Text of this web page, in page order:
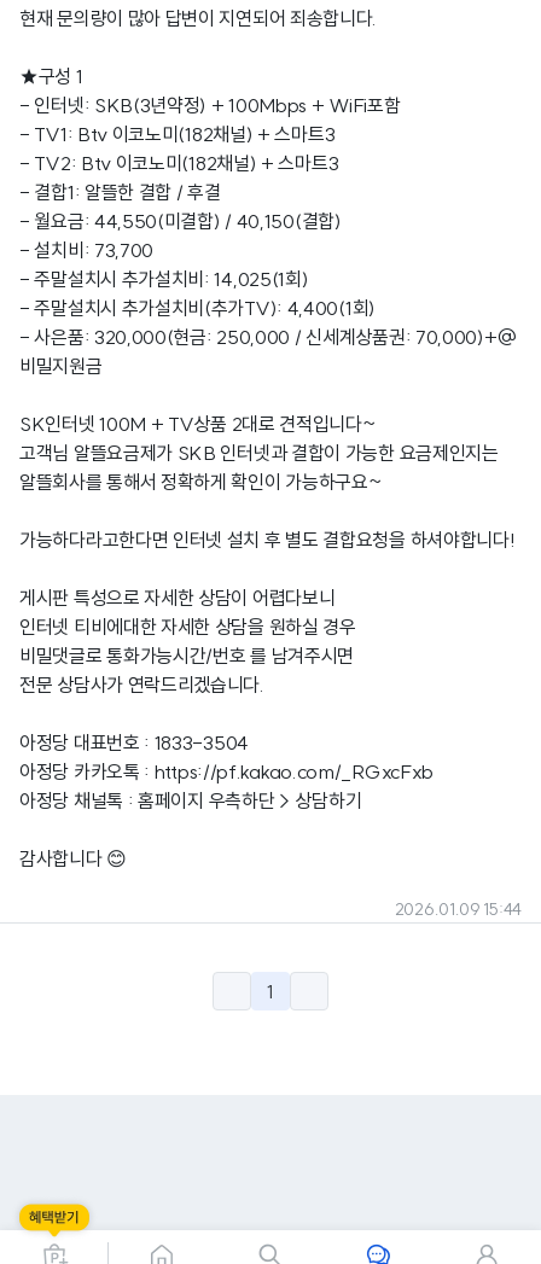
현재 문의량이 많아 답변이 지연되어 죄송합니다.
★구성 1
- 인터넷: SKB(3년약정) + 100Mbps + WiFi포함
- TV1: Btv 이코노미(182채널) + 스마트3
- TV2: Btv 이코노미(182채널) + 스마트3
- 결합1: 알뜰한 결합 / 후결
- 월요금: 44,550(미결합) / 40,150(결합)
- 설치비: 73,700
- 주말설치시 추가설치비: 14,025(1회)
- 주말설치시 추가설치비(추가TV): 4,400(1회)
- 사은품: 320,000(현금: 250,000 / 신세계상품권: 70,000)+@
비밀지원금
SK인터넷 100M + TV상품 2대로 견적입니다~
고객님 알뜰요금제가 SKB 인터넷과 결합이 가능한 요금제인지는
알뜰회사를 통해서 정확하게 확인이 가능하구요~
가능하다라고한다면 인터넷 설치 후 별도 결합요청을 하셔야합니다!
게시판 특성으로 자세한 상담이 어렵다보니
인터넷 티비에대한 자세한 상담을 원하실 경우
비밀댓글로 통화가능시간/번호 를 남겨주시면
전문 상담사가 연락드리겠습니다.
아정당 대표번호 : 1833-3504
아정당 카카오톡 : https://pf.kakao.com/_RGxcFxb
아정당 채널톡 : 홈페이지 우측하단 > 상담하기
감사합니다 😊
2026.01.09 15:44
1